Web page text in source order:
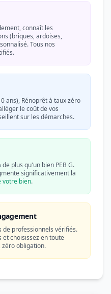
connaît les
(briques, ardoises,
Tous nos
ans), Rénoprêt à taux zéro
le coût de vos
sur les démarches.
plus qu'un bien PEB G.
significativement la
votre bien.
de professionnels vérifiés.
et choisissez en toute
zéro obligation.